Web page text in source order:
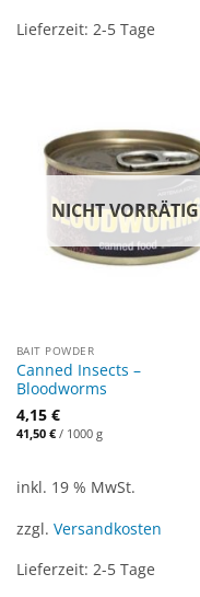
Lieferzeit: 2-5 Tage
NICHT VORRÄTIG
BAIT POWDER
Canned Insects –
Bloodworms
4,15 €
41,50 €/ 1000 g
inkl. 19 % MwSt.
zzgl. Versandkosten
Lieferzeit: 2-5 Tage